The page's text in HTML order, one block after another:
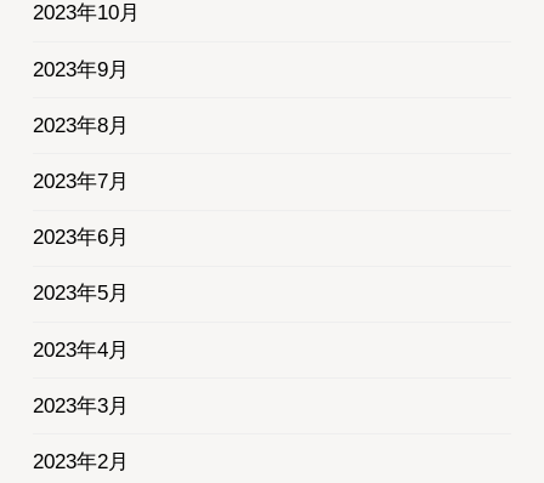
2023年10月
2023年9月
2023年8月
2023年7月
2023年6月
2023年5月
2023年4月
2023年3月
2023年2月